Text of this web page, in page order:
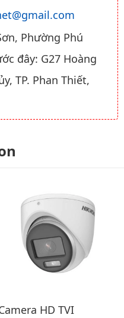
Phường Phú
đây: G27 Hoàng
TP. Phan Thiết,
HD TVI